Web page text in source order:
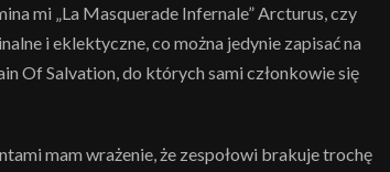
mi „La Masquerade Infernale” Arcturus, czy
i eklektyczne, co można jedynie zapisać na
Of Salvation, do których sami członkowie się
mam wrażenie, że zespołowi brakuje trochę